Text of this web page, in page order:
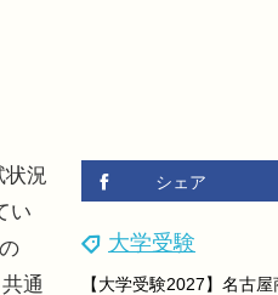
シェア
大学受験
状況
い
通